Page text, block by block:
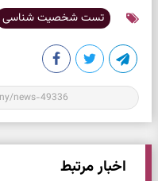
تست شخصیت شناسی
اخبار مرتبط